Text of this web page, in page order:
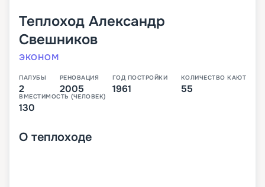
Теплоход Александр
Свешников
ЭКОНОМ
ПАЛУБЫ
2
РЕНОВАЦИЯ
2005
ГОД ПОСТРОЙКИ
1961
КОЛИЧЕСТВО КАЮТ
55
ВМЕСТИМОСТЬ (ЧЕЛОВЕК)
130
О теплоходе